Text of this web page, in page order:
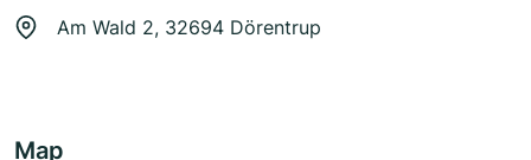
Am Wald 2, 32694 Dörentrup
Map